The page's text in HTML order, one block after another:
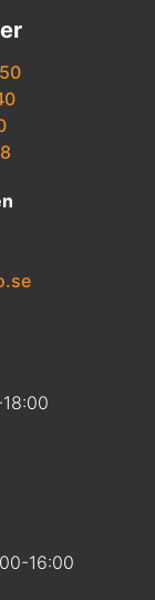
16:00